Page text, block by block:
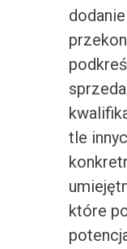
tle
które